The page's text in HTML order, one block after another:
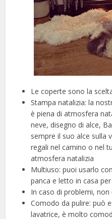
Le coperte sono la
Stampa natalizia: la
è piena di atmosfera
neve, disegno di alce,
sempre il suo alce sulla
regali nel camino o nel
atmosfera natalizia
Multiuso: puoi usarlo
panca e letto in casa
In caso di problemi,
Comodo da pulire: può
lavatrice, è molto